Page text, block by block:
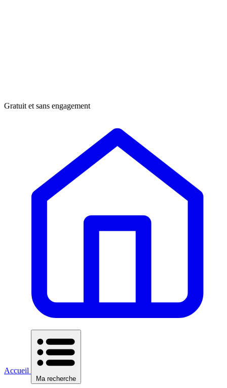
Gratuit et sans engagement
Accueil
Ma recherche